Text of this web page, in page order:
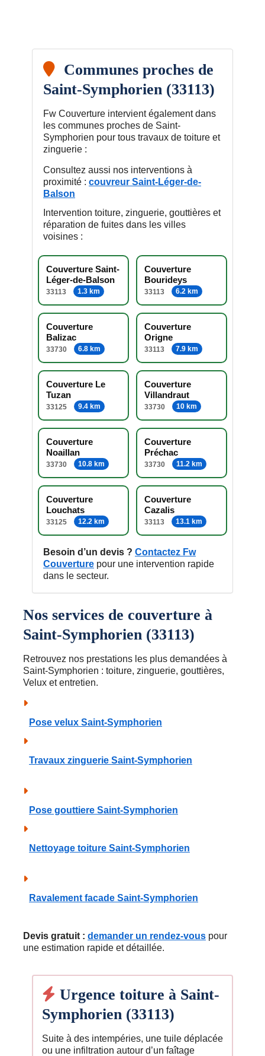
Communes proches de
Saint-Symphorien (33113)
Fw Couverture intervient également dans
les communes proches de Saint-
Symphorien pour tous travaux de toiture et
zinguerie :
Consultez aussi nos interventions à
proximité : couvreur Saint-Léger-de-
Balson
Intervention toiture, zinguerie, gouttières et
réparation de fuites dans les villes
voisines :
Couverture Saint-
Léger-de-Balson
33113 1.3 km
Couverture
Bourideys
33113 6.2 km
Couverture
Balizac
33730 6.8 km
Couverture
Origne
33113 7.9 km
Couverture Le
Tuzan
33125 9.4 km
Couverture
Villandraut
33730 10 km
Couverture
Noaillan
33730 10.8 km
Couverture
Préchac
33730 11.2 km
Couverture
Louchats
33125 12.2 km
Couverture
Cazalis
33113 13.1 km
Besoin d’un devis ? Contactez Fw
Couverture pour une intervention rapide
dans le secteur.
Nos services de couverture à
Saint-Symphorien (33113)
Retrouvez nos prestations les plus demandées à
Saint-Symphorien : toiture, zinguerie, gouttières,
Velux et entretien.
Pose velux Saint-Symphorien
Travaux zinguerie Saint-Symphorien
Pose gouttiere Saint-Symphorien
Nettoyage toiture Saint-Symphorien
Ravalement facade Saint-Symphorien
Devis gratuit : demander un rendez-vous pour
une estimation rapide et détaillée.
Urgence toiture à Saint-
Symphorien (33113)
Suite à des intempéries, une tuile déplacée
ou une infiltration autour d’un faîtage